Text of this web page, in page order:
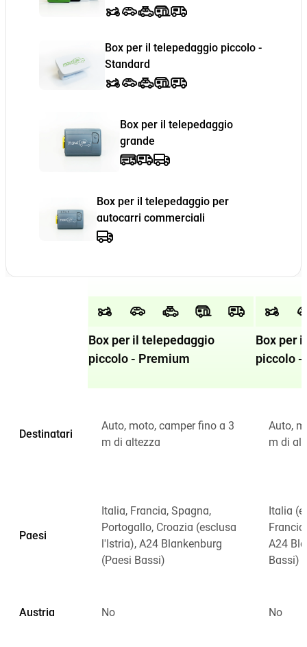
Box per il telepedaggio piccolo -
Standard
Box per il telepedaggio
grande
Box per il telepedaggio per
autocarri commerciali
Box per il telepedaggio
piccolo - Premium
Box per
piccolo -
Destinatari
Auto, moto, camper fino a 3
m di altezza
Auto,
m di
Paesi
Italia, Francia, Spagna,
Portogallo, Croazia (esclusa
l'Istria), A24 Blankenburg
(Paesi Bassi)
Italia
A24
Bassi)
Austria No No